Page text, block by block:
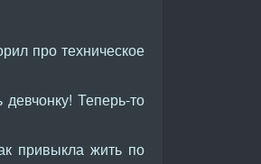
про техническое
Теперь-то
привыкла жить по